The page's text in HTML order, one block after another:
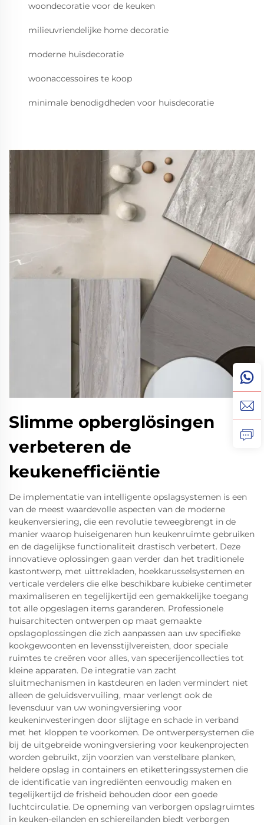
woondecoratie voor de keuken
milieuvriendelijke home decoratie
moderne huisdecoratie
woonaccessoires te koop
minimale benodigdheden voor huisdecoratie
Slimme opberglösingen
verbeteren de
keukenefficiëntie
De implementatie van intelligente opslagsystemen is een
van de meest waardevolle aspecten van de moderne
keukenversiering, die een revolutie teweegbrengt in de
manier waarop huiseigenaren hun keukenruimte gebruiken
en de dagelijkse functionaliteit drastisch verbetert. Deze
innovatieve oplossingen gaan verder dan het traditionele
kastontwerp, met uittrekladen, hoekkarusselsystemen en
verticale verdelers die elke beschikbare kubieke centimeter
maximaliseren en tegelijkertijd een gemakkelijke toegang
tot alle opgeslagen items garanderen. Professionele
huisarchitecten ontwerpen op maat gemaakte
opslagoplossingen die zich aanpassen aan uw specifieke
kookgewoonten en levensstijlvereisten, door speciale
ruimtes te creëren voor alles, van specerijencollecties tot
kleine apparaten. De integratie van zacht
sluitmechanismen in kastdeuren en laden vermindert niet
alleen de geluidsvervuiling, maar verlengt ook de
levensduur van uw woningversiering voor
keukeninvesteringen door slijtage en schade in verband
met het kloppen te voorkomen. De ontwerpersystemen die
bij de uitgebreide woningversiering voor keukenprojecten
worden gebruikt, zijn voorzien van verstelbare planken,
heldere opslag in containers en etiketteringssystemen die
de identificatie van ingrediënten eenvoudig maken en
tegelijkertijd de frisheid behouden door een goede
luchtcirculatie. De opneming van verborgen opslagruimtes
in keuken-eilanden en schiereilanden biedt verborgen